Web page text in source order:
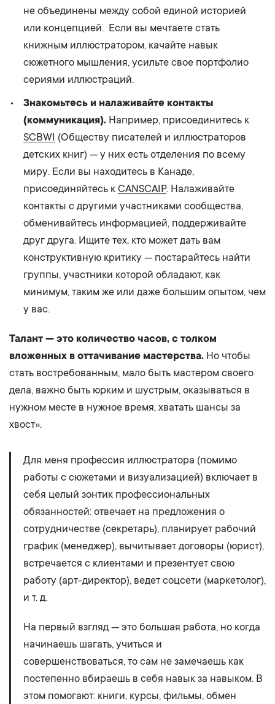
не объединены между собой единой историей
или концепцией. Если вы мечтаете стать
книжным иллюстратором, качайте навык
сюжетного мышления, усильте свое портфолио
сериями иллюстраций.
Знакомьтесь и налаживайте контакты
(коммуникация). Например, присоединитесь к
SCBWI (Обществу писателей и иллюстраторов
детских книг) — у них есть отделения по всему
миру. Если вы находитесь в Канаде,
присоединяйтесь к CANSCAIP. Налаживайте
контакты с другими участниками сообщества,
обменивайтесь информацией, поддерживайте
друг друга. Ищите тех, кто может дать вам
конструктивную критику — постарайтесь найти
группы, участники которой обладают, как
минимум, таким же или даже большим опытом, чем
у вас.
Талант — это количество часов, с толком
вложенных в оттачивание мастерства. Но чтобы
стать востребованным, мало быть мастером своего
дела, важно быть юрким и шустрым, оказываться в
нужном месте в нужное время, хватать шансы за
хвост».
Для меня профессия иллюстратора (помимо
работы с сюжетами и визуализацией) включает в
себя целый зонтик профессиональных
обязанностей: отвечает на предложения о
сотрудничестве (секретарь), планирует рабочий
график (менеджер), вычитывает договоры (юрист),
встречается с клиентами и презентует свою
работу (арт-директор), ведет соцсети (маркетолог),
и т. д.
На первый взгляд — это большая работа, но когда
начинаешь шагать, учиться и
совершенствоваться, то сам не замечаешь как
постепенно вбираешь в себя навык за навыком. В
этом помогают: книги, курсы, фильмы, обмен